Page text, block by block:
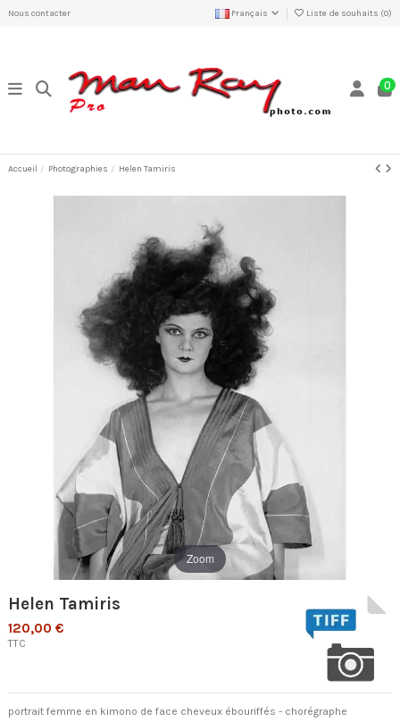
Nous contacter Français Liste de souhaits (0)
0
Accueil Photographies Helen Tamiris
Zoom
Helen Tamiris
120,00 €
TTC
portrait femme en kimono de face cheveux ébouriffés - chorégraphe